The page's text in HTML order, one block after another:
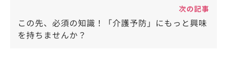
次の記事
この先、必須の知識！「介護予防」にもっと興味
を持ちませんか？